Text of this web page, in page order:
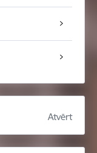
Atvērt